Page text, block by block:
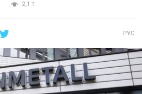
2,1 т.
РУС